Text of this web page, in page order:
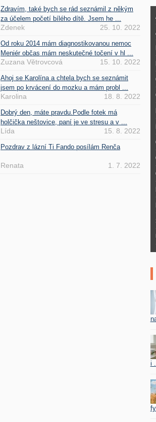
Zdravím, také bych se rád seznámil z někým
za účelem početí bílého dítě. Jsem he ...
Zdenek 25. 10. 2022
Od roku 2014 mám diagnostikovanou nemoc
Meniér občas mám neskutečné točení v hl ...
Zuzana Větrovcová 15. 10. 2022
Ahoj se Karolína a chtela bych se seznámit
jsem po krvácení do mozku a mám probl ...
Karolina 18. 8. 2022
Dobrý den, máte pravdu.Podle fotek má
holčička neštovice, paní je ve stresu a v ...
Lída 15. 8. 2022
Pozdrav z lázní Ti Fando posílám Renča
Renata 1. 7. 2022
i ..